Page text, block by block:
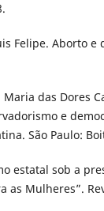
Felipe. Aborto e
Maria das Dores
e
São Paulo:
estatal sob a
as Mulheres”.